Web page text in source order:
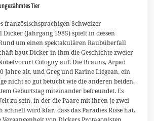
Tier
französischsprachigen Schweizer
Dicker (Jahrgang 1985) spielt in dessen
um einen spektakulären Raubüberfall
baut Dicker in ihm die Geschichte zweier
Cologny auf. Die Brauns, Arpad
Jahre alt, und Greg und Karine Liégean, ein
nicht so gut betucht wie die anderen beiden,
Geburtstag miteinander befreundet. Es
zu sein, in der die Paare mit ihren je zwei
schnell wird klar, dass das Paradies Risse hat.
Vergangenheit von Dickers Protagonisten